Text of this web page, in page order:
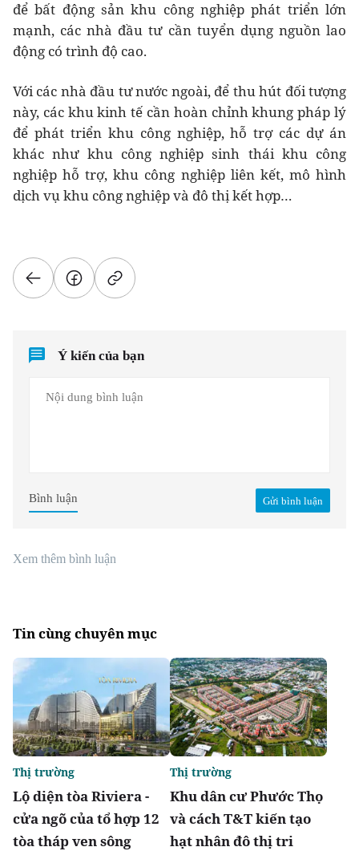
để bất động sản khu công nghiệp phát triển lớn
mạnh, các nhà đầu tư cần tuyển dụng nguồn lao
động có trình độ cao.
Với các nhà đầu tư nước ngoài, để thu hút đối tượng
này, các khu kinh tế cần hoàn chỉnh khung pháp lý
để phát triển khu công nghiệp, hỗ trợ các dự án
khác như khu công nghiệp sinh thái khu công
nghiệp hỗ trợ, khu công nghiệp liên kết, mô hình
dịch vụ khu công nghiệp và đô thị kết hợp…
Ý kiến của bạn
Gửi bình luận
Bình luận
Xem thêm bình luận
Tin cùng chuyên mục
Lộ diện tòa Riviera -
cửa ngõ của tổ hợp 12
tòa tháp ven sông
Thị trường
Khu dân cư Phước Thọ
và cách T&T kiến tạo
hạt nhân đô thị tri
Thị trường